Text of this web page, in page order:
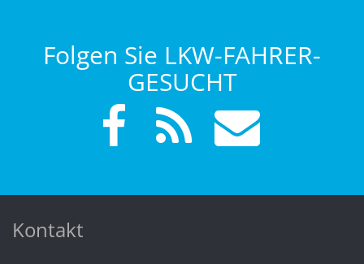
Folgen Sie LKW-FAHRER-
GESUCHT
Kontakt